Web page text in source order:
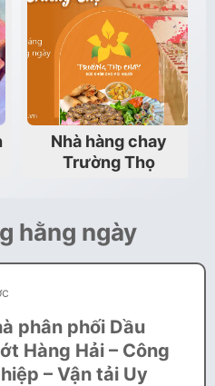
Nhà hàng chay
Trường Thọ
hằng ngày
phân phối Dầu
Hàng Hải – Công
– Vận tải Uy